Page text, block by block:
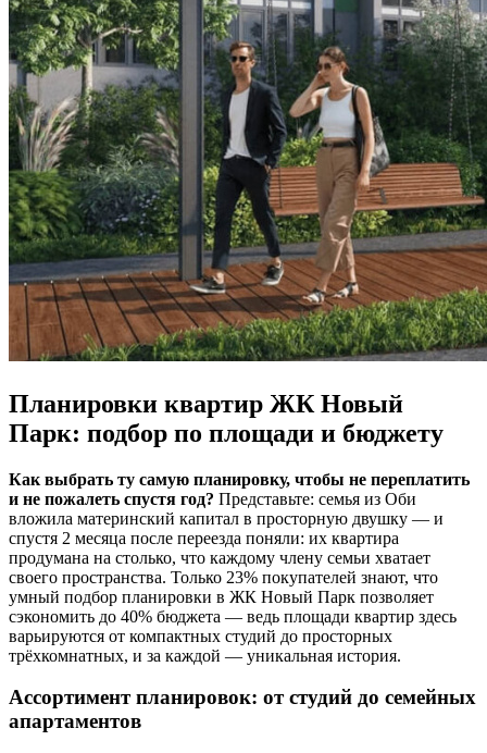
Планировки квартир ЖК Новый
Парк: подбор по площади и бюджету
Как выбрать ту самую планировку, чтобы не переплатить
и не пожалеть спустя год? Представьте: семья из Оби
вложила материнский капитал в просторную двушку — и
спустя 2 месяца после переезда поняли: их квартира
продумана на столько, что каждому члену семьи хватает
своего пространства. Только 23% покупателей знают, что
умный подбор планировки в ЖК Новый Парк позволяет
сэкономить до 40% бюджета — ведь площади квартир здесь
варьируются от компактных студий до просторных
трёхкомнатных, и за каждой — уникальная история.
Ассортимент планировок: от студий до семейных
апартаментов